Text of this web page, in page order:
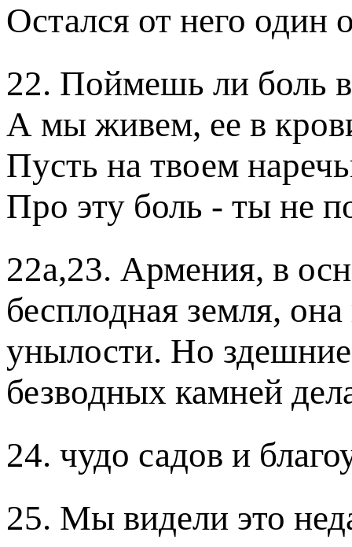
Остался от него один
22. Поймешь ли боль
А мы живем, ее в
Пусть на твоем
Про эту боль - ты не
22а,23. Армения, в
бесплодная земля,
унылости. Но
безводных камней
24. чудо садов и
25. Мы видели это